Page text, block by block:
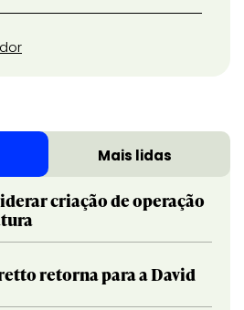
Mais lidas
criação de operação
retorna para a David